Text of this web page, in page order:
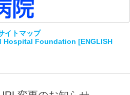
イトマップ
Foundation [ENGLISH